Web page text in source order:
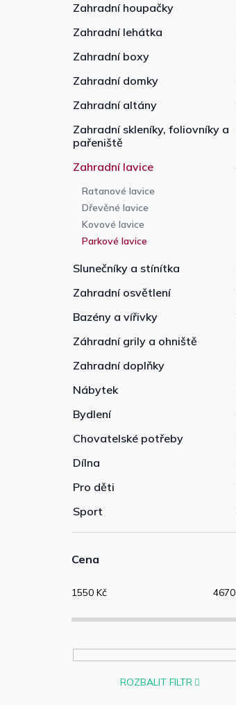
Zahradní houpačky
Zahradní lehátka
Zahradní boxy
Zahradní domky
Zahradní altány
Zahradní skleníky, foliovníky a
pařeniště
Zahradní lavice
Ratanové lavice
Dřevěné lavice
Kovové lavice
Parkové lavice
Slunečníky a stínítka
Zahradní osvětlení
Bazény a vířivky
Záhradní grily a ohniště
Zahradní doplňky
Nábytek
Bydlení
Chovatelské potřeby
Dílna
Pro děti
Sport
Cena
1550 Kč 4670
ROZBALIT FILTR